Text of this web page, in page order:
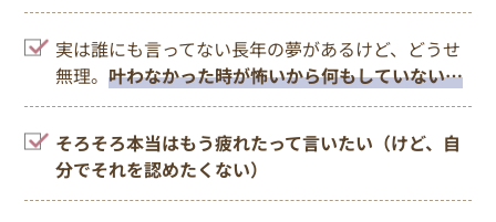
実は誰にも言ってない長年の夢があるけど、どうせ
無理。叶わなかった時が怖いから何もしていない…
そろそろ本当はもう疲れたって言いたい（けど、自
分でそれを認めたくない）